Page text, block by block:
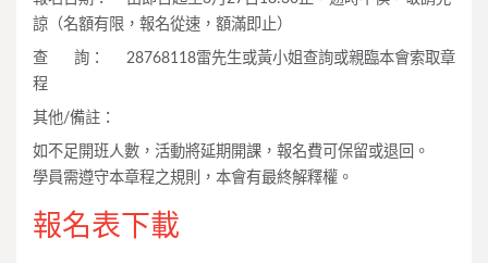
諒（名額有限，報名從速，額滿即止）
查 詢： 28768118雷先生或黃小姐查詢或親臨本會索取章
程
其他/備註：
如不足開班人數，活動將延期開課，報名費可保留或退回。
學員需遵守本章程之規則，本會有最終解釋權。
報名表下載